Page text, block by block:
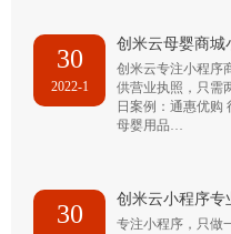
30
2022-1
创米云母婴商城
创米云专注小程序
供营业执照，只需
日案例：通惠优购
母婴用品…
30
创米云小程序专
专注小程序，只做